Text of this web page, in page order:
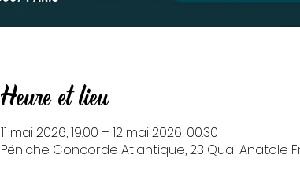
Heure et lieu
11 mai 2026, 19:00 – 12 mai 2026, 00:30
Péniche Concorde Atlantique, 23 Quai Anatole